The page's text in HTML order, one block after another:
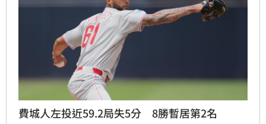
費城人左投近59.2局失5分 8勝暫居第2名